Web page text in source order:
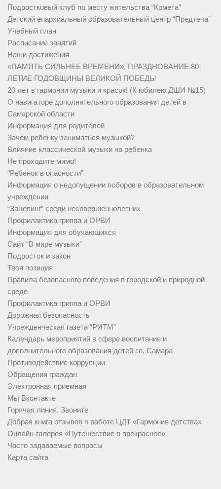
Подростковый клуб по месту жительства “Комета”
Детский епархиальный образовательный центр “Предтеча”
Учебный план
Расписание занятий
Наши достижения
«ПАМЯТЬ СИЛЬНЕЕ ВРЕМЕНИ», ПРАЗДНОВАНИЕ 80-
ЛЕТИЕ ГОДОВЩИНЫ ВЕЛИКОЙ ПОБЕДЫ
20 лет в гармонии музыки и красок! (К юбилею ДШИ №15)
О навигаторе дополнительного образования детей в
Самарской области
Информация для родителей
Зачем ребенку заниматься музыкой?
Влияние классической музыки на ребенка
Не проходите мимо!
“Ребенок в опасности”
Информация о недопущении поборов в образовательном
учреждении
“Зацепинг” среди несовершеннолетних
Профилактика гриппа и ОРВИ
Информация для обучающихся
Сайт “В мире музыки”
Подросток и закон
Твоя позиция
Правила безопасного поведения в городской и природной
среде
Профилактика гриппа и ОРВИ
Дорожная безопасность
Учрежденческая газета “РИТМ”
Календарь мероприятий в сфере воспитания и
дополнительного образования детей г.о. Самара
Противодействие коррупции
Обращения граждан
Электронная приемная
Мы Вконтакте
Горячая линия. Звоните
Добрая книга отзывов о работе ЦДТ «Гармония детства»
Онлайн-галерея «Путешествие в прекрасное»
Часто задаваемые вопросы
Карта сайта